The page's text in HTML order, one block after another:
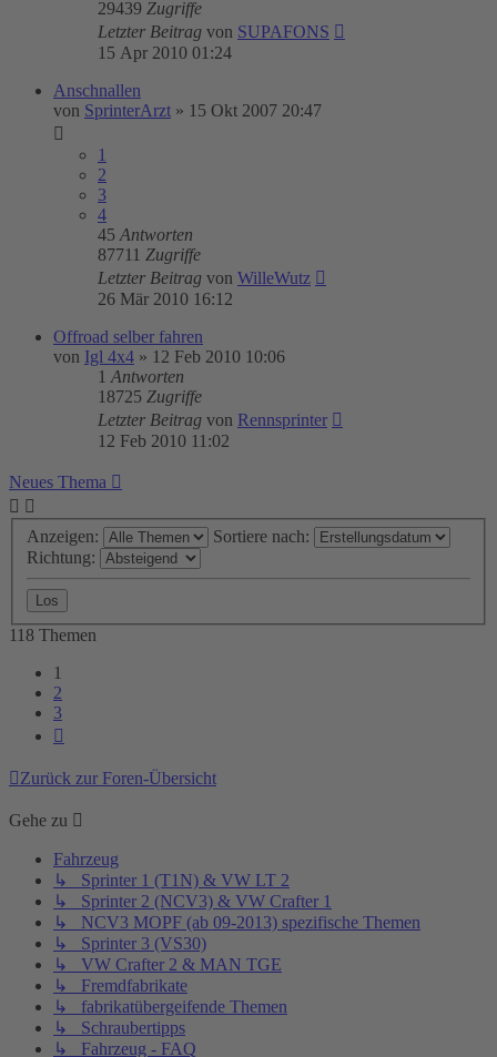
29439 Zugriffe
Letzter Beitrag von SUPAFONS
15 Apr 2010 01:24
Anschnallen
von SprinterArzt » 15 Okt 2007 20:47
1
2
3
4
45 Antworten
87711 Zugriffe
Letzter Beitrag von WilleWutz
26 Mär 2010 16:12
Offroad selber fahren
von Igl 4x4 » 12 Feb 2010 10:06
1 Antworten
18725 Zugriffe
Letzter Beitrag von Rennsprinter
12 Feb 2010 11:02
Neues Thema
Anzeigen:
Sortiere nach:
Richtung:
118 Themen
1
2
3
Zurück zur Foren-Übersicht
Gehe zu
Fahrzeug
↳ Sprinter 1 (T1N) & VW LT 2
↳ Sprinter 2 (NCV3) & VW Crafter 1
↳ NCV3 MOPF (ab 09-2013) spezifische Themen
↳ Sprinter 3 (VS30)
↳ VW Crafter 2 & MAN TGE
↳ Fremdfabrikate
↳ fabrikatübergeifende Themen
↳ Schraubertipps
↳ Fahrzeug - FAQ